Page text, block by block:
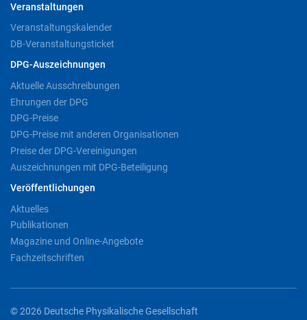
Veranstaltungen
Veranstaltungskalender
DB-Veranstaltungsticket
DPG-Auszeichnungen
Aktuelle Ausschreibungen
Ehrungen der DPG
DPG-Preise
DPG-Preise mit anderen Organisationen
Preise der DPG-Vereinigungen
Auszeichnungen mit DPG-Beteiligung
Veröffentlichungen
Aktuelles
Publikationen
Magazine und Online-Angebote
Fachzeitschriften
© 2026 Deutsche Physikalische Gesellschaft